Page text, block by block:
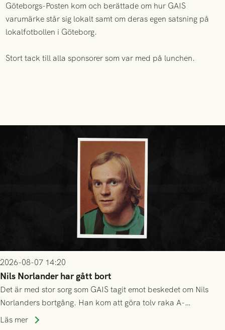
Göteborgs-Posten kom och berättade om hur GAIS
varumärke står sig lokalt samt om deras egen satsning på
lokalfotbollen i Göteborg.
Stort tack till alla sponsorer som var med på lunchen.
2026-08-07 14:20
Nils Norlander har gått bort
Det är med stor sorg som GAIS tagit emot beskedet om Nils
Norlanders bortgång. Han kom att göra tolv raka A-
lagssäsonger i Grönsvart och är en av få spelare som i GAIS
Läs mer